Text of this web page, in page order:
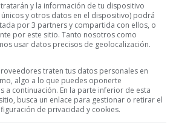
a evitar
Aquí están:
afectar negativamente el sabor y el
en: El alcohol y la lactancia materna:
y la información de tu dispositivo
y otros datos en el dispositivo) podrá
por 3 partners y compartida con ellos, o
por este sitio. Tanto nosotros como
usar datos precisos de geolocalización.
traten tus datos personales en
algo a lo que puedes oponerte
a continuación. En la parte inferior de esta
busca un enlace para gestionar o retirar el
de privacidad y cookies.